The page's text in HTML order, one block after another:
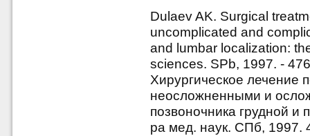
Dulaev AK. Surgical
uncomplicated and
and lumbar localization:
sciences. SPb, 1997. -
Хирургическое лечение
неосложненными и
позвоночника грудной
ра мед. наук. СПб, 1997.